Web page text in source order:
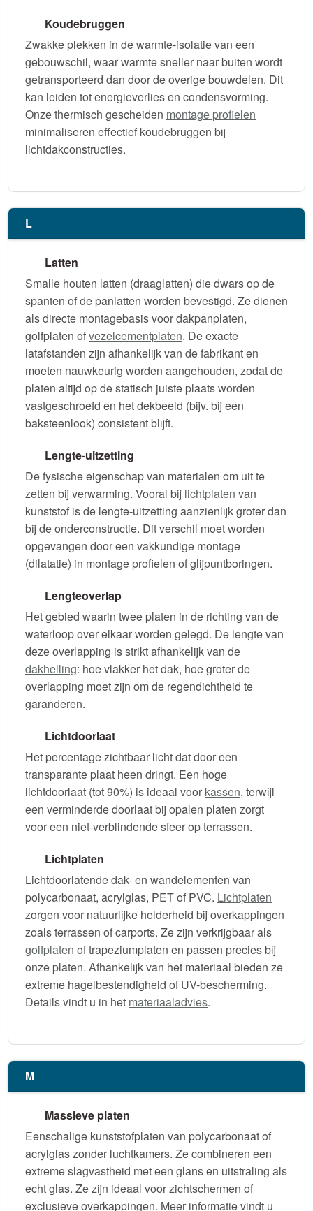
Koudebruggen
Zwakke plekken in de warmte-isolatie van een
gebouwschil, waar warmte sneller naar buiten wordt
getransporteerd dan door de overige bouwdelen. Dit
kan leiden tot energieverlies en condensvorming.
Onze thermisch gescheiden montage profielen
minimaliseren effectief koudebruggen bij
lichtdakconstructies.
L
Latten
Smalle houten latten (draaglatten) die dwars op de
spanten of de panlatten worden bevestigd. Ze dienen
als directe montagebasis voor dakpanplaten,
golfplaten ofvezelcementplaten. De exacte
latafstanden zijn afhankelijk van de fabrikant en
moeten nauwkeurig worden aangehouden, zodat de
platen altijd op de statisch juiste plaats worden
vastgeschroefd en het dekbeeld (bijv. bij een
baksteenlook) consistent blijft.
Lengte-uitzetting
De fysische eigenschap van materialen om uit te
zetten bij verwarming. Vooral bij lichtplaten van
kunststof is de lengte-uitzetting aanzienlijk groter dan
bij de onderconstructie. Dit verschil moet worden
opgevangen door een vakkundige montage
(dilatatie) in montage profielen of glijpuntboringen.
Lengteoverlap
Het gebied waarin twee platen in de richting van de
waterloop over elkaar worden gelegd. De lengte van
deze overlapping is strikt afhankelijk van de
dakhelling: hoe vlakker het dak, hoe groter de
overlapping moet zijn om de regendichtheid te
garanderen.
Lichtdoorlaat
Het percentage zichtbaar licht dat door een
transparante plaat heen dringt. Een hoge
lichtdoorlaat (tot 90%) is ideaal voor kassen, terwijl
een verminderde doorlaat bij opalen platen zorgt
voor een niet-verblindende sfeer op terrassen.
Lichtplaten
Lichtdoorlatende dak- en wandelementen van
polycarbonaat, acrylglas, PET of PVC. Lichtplaten
zorgen voor natuurlijke helderheid bij overkappingen
zoals terrassen of carports. Ze zijn verkrijgbaar als
golfplaten of trapeziumplaten en passen precies bij
onze platen. Afhankelijk van het materiaal bieden ze
extreme hagelbestendigheid of UV-bescherming.
Details vindt u in het materiaaladvies.
M
Massieve platen
Eenschalige kunststofplaten van polycarbonaat of
acrylglas zonder luchtkamers. Ze combineren een
extreme slagvastheid met een glans en uitstraling als
echt glas. Ze zijn ideaal voor zichtschermen of
exclusieve overkappingen. Meer informatie vindt u